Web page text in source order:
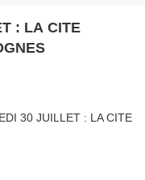
: LA CITE